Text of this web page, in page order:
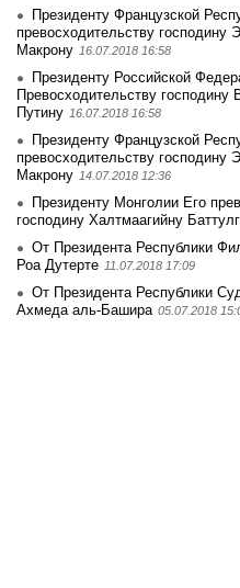
Президенту Французской
превосходительству
Макрону 16.07.2018 16:58
Президенту Российской
Превосходительству господину
Путину 16.07.2018 16:58
Президенту Французской
превосходительству
Макрону 14.07.2018 12:36
Президенту Монголии Его
господину Халтмаагийну
От Президента Республики
Роа Дутерте 11.07.2018 17:09
От Президента Республики
Ахмеда аль-Башира 05.07.2018